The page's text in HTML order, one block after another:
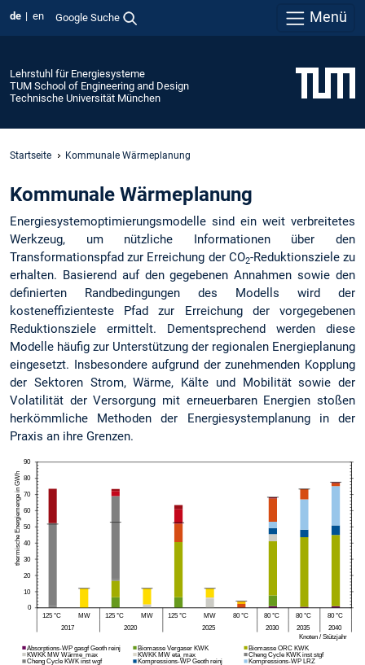
de en Google Suche Menü
Lehrstuhl für Energiesysteme
TUM School of Engineering and Design
Technische Universität München
Startseite Kommunale Wärmeplanung
Kommunale Wärmeplanung
Energiesystemoptimierungsmodelle sind ein weit verbreitetes
Werkzeug, um nützliche Informationen über den
Transformationspfad zur Erreichung der CO2-Reduktionsziele zu
erhalten. Basierend auf den gegebenen Annahmen sowie den
definierten Randbedingungen des Modells wird der
kosteneffizienteste Pfad zur Erreichung der vorgegebenen
Reduktionsziele ermittelt. Dementsprechend werden diese
Modelle häufig zur Unterstützung der regionalen Energieplanung
eingesetzt. Insbesondere aufgrund der zunehmenden Kopplung
der Sektoren Strom, Wärme, Kälte und Mobilität sowie der
Volatilität der Versorgung mit erneuerbaren Energien stoßen
herkömmliche Methoden der Energiesystemplanung in der
Praxis an ihre Grenzen.